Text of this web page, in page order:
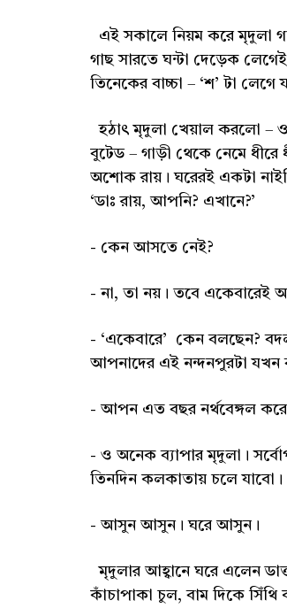
এই সকালে নিয়ম করে মৃদুলা
গাছ সারতে ঘন্টা দেড়েক
তিনেকের বাচ্চা – ‘শ’ টা
হঠাৎ মৃদুলা খেয়াল করলো –
বুটেড – গাড়ী থেকে নেমে
অশোক রায়। ঘরেরই একটা
‘ডাঃ রায়, আপনি? এখানে?’
- কেন আসতে নেই?
- না, তা নয়। তবে একেবারেই
- ‘একেবারে’ কেন বলছেন?
আপনাদের এই নন্দনপুরটা যখন
- আপন এত বছর নর্থবেঙ্গল
- ও অনেক ব্যাপার মৃদুলা।
তিনদিন কলকাতায় চলে
- আসুন আসুন। ঘরে আসুন।
মৃদুলার আহ্বানে ঘরে এলেন
কাঁচাপাকা চুল, বাম দিকে